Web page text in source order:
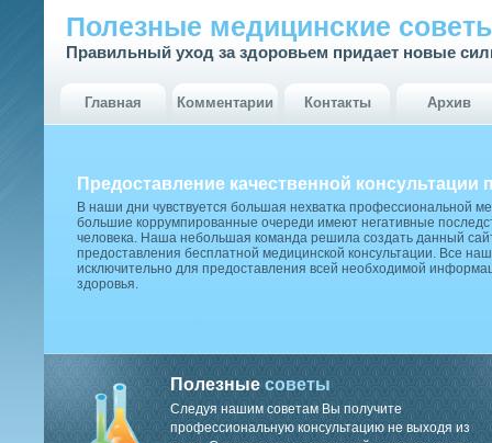
Полезные медицинские
Правильный уход за здоровьем придает новые
Главная Комментарии Контакты Архив
Предоставление качественной консультации
В наши дни чувствуется большая нехватка профессиональной
большие коррумпированные очереди имеют негативные
человека. Наша небольшая команда решила создать данный
предоставления бесплатной медицинской консультации. Все
исключительно для предоставления всей необходимой
здоровья.
Полезныесоветы
Следуя нашим советам Вы получите
профессиональную консультацию не выходя из